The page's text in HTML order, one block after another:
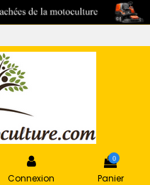
Connexion
0
Panier